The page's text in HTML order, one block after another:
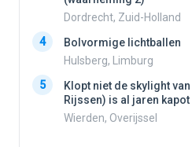
Dordrecht, Zuid-Holland
4
Bolvormige lichtballen
Hulsberg, Limburg
5
Klopt niet de skylight
Rijssen) is al jaren kapot
Wierden, Overijssel